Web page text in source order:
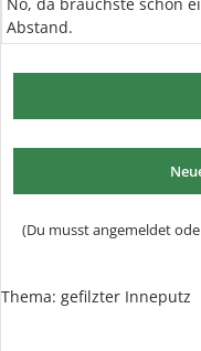
Abstand.
(Du musst angemeldet
Thema: gefilzter Inneputz